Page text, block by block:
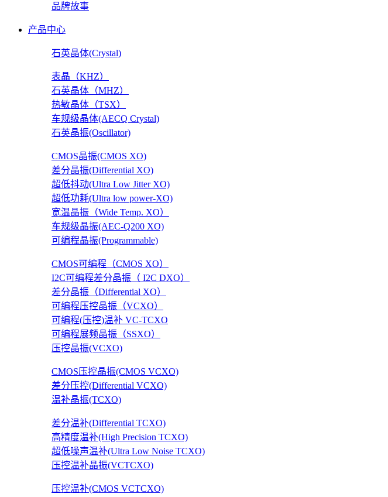
品牌故事
产品中心
石英晶体(Crystal)
表晶（KHZ）
石英晶体（MHZ）
热敏晶体（TSX）
车规级晶体(AECQ Crystal)
石英晶振(Oscillator)
CMOS晶振(CMOS XO)
差分晶振(Differential XO)
超低抖动(Ultra Low Jitter XO)
超低功耗(Ultra low power-XO)
宽温晶振（Wide Temp. XO）
车规级晶振(AEC-Q200 XO)
可编程晶振(Programmable)
CMOS可编程（CMOS XO）
I2C可编程差分晶振（ I2C DXO）
差分晶振（Differential XO）
可编程压控晶振（VCXO）
可编程(压控)温补 VC-TCXO
可编程展频晶振（SSXO）
压控晶振(VCXO)
CMOS压控晶振(CMOS VCXO)
差分压控(Differential VCXO)
温补晶振(TCXO)
差分温补(Differential TCXO)
高精度温补(High Precision TCXO)
超低噪声温补(Ultra Low Noise TCXO)
压控温补晶振(VCTCXO)
压控温补(CMOS VCTCXO)